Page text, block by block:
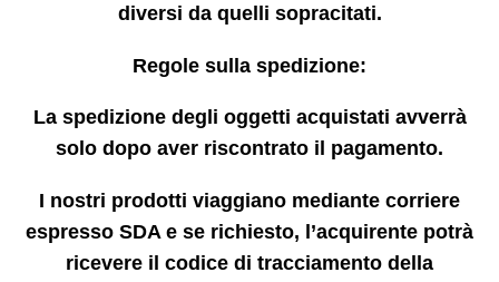
diversi da quelli sopracitati.
Regole sulla spedizione:
La spedizione degli oggetti acquistati avverrà
solo dopo aver riscontrato il pagamento.
I nostri prodotti viaggiano mediante corriere
espresso SDA e se richiesto, l’acquirente potrà
ricevere il codice di tracciamento della